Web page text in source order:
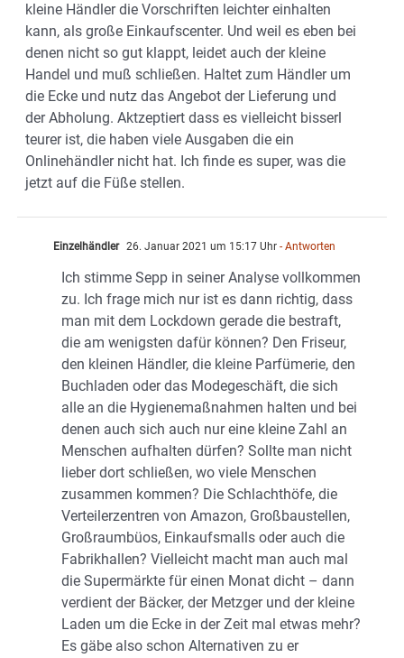
kleine Händler die Vorschriften leichter einhalten
kann, als große Einkaufscenter. Und weil es eben bei
denen nicht so gut klappt, leidet auch der kleine
Handel und muß schließen. Haltet zum Händler um
die Ecke und nutz das Angebot der Lieferung und
der Abholung. Aktzeptiert dass es vielleicht bisserl
teurer ist, die haben viele Ausgaben die ein
Onlinehändler nicht hat. Ich finde es super, was die
jetzt auf die Füße stellen.
Einzelhändler 26. Januar 2021 um 15:17 Uhr - Antworten
Ich stimme Sepp in seiner Analyse vollkommen
zu. Ich frage mich nur ist es dann richtig, dass
man mit dem Lockdown gerade die bestraft,
die am wenigsten dafür können? Den Friseur,
den kleinen Händler, die kleine Parfümerie, den
Buchladen oder das Modegeschäft, die sich
alle an die Hygienemaßnahmen halten und bei
denen auch sich auch nur eine kleine Zahl an
Menschen aufhalten dürfen? Sollte man nicht
lieber dort schließen, wo viele Menschen
zusammen kommen? Die Schlachthöfe, die
Verteilerzentren von Amazon, Großbaustellen,
Großraumbüos, Einkaufsmalls oder auch die
Fabrikhallen? Vielleicht macht man auch mal
die Supermärkte für einen Monat dicht – dann
verdient der Bäcker, der Metzger und der kleine
Laden um die Ecke in der Zeit mal etwas mehr?
Es gäbe also schon Alternativen zu er